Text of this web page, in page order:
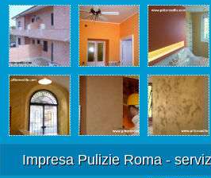
Impresa Pulizie Roma -